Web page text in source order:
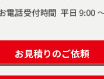
お見積りのご依頼